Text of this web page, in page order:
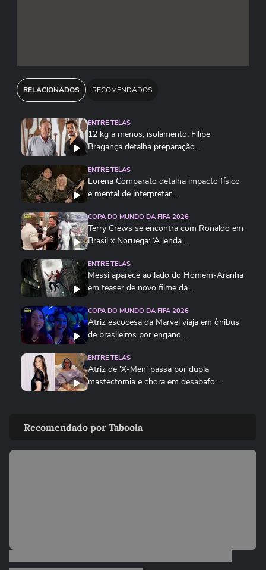
RELACIONADOS RECOMENDADOS
ENTRE TELAS
12 kg a menos, isolamento: Filipe
Bragança detalha preparação...
ENTRE TELAS
Lorena Comparato detalha impacto físico
e mental de interpretar...
COPA DO MUNDO DA FIFA 2026
Terry Crews se encontra com Ronaldo em
Brasil x Noruega: ‘A lenda...
ENTRE TELAS
Messi aparece ao lado do Homem-Aranha
em teaser de novo filme da...
COPA DO MUNDO DA FIFA 2026
Atriz escocesa da Marvel viaja em ônibus
de brasileiros por engano...
ENTRE TELAS
Atriz de 'X-Men' passa por dupla
mastectomia e chora em desabafo:...
história de Amyr Klink
ENTRE TELAS
Recomendado por Taboola